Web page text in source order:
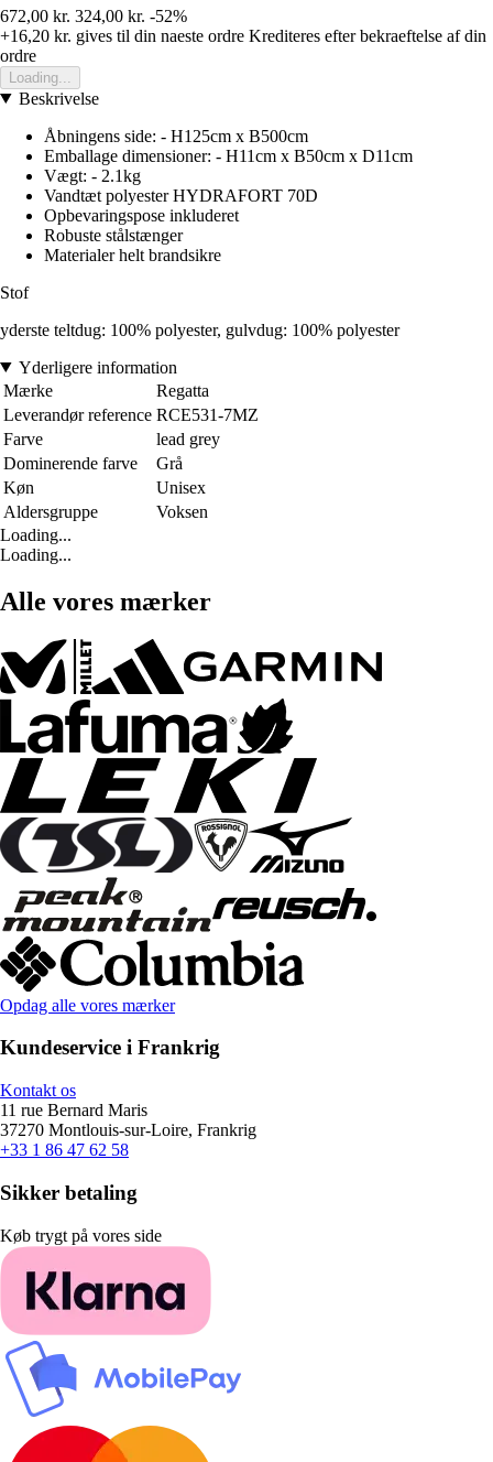
672,00 kr. 324,00 kr. -52%
+16,20 kr. gives til din naeste ordre Krediteres efter bekraeftelse af din
ordre
Loading...
Beskrivelse
Åbningens side: - H125cm x B500cm
Emballage dimensioner: - H11cm x B50cm x D11cm
Vægt: - 2.1kg
Vandtæt polyester HYDRAFORT 70D
Opbevaringspose inkluderet
Robuste stålstænger
Materialer helt brandsikre
Stof
yderste teltdug: 100% polyester, gulvdug: 100% polyester
Yderligere information
Mærke
Regatta
Leverandør reference RCE531-7MZ
Farve
lead grey
Dominerende farve
Grå
Køn
Unisex
Aldersgruppe
Voksen
Loading...
Loading...
Alle vores mærker
Opdag alle vores mærker
Kundeservice i Frankrig
Kontakt os
11 rue Bernard Maris
37270 Montlouis-sur-Loire, Frankrig
+33 1 86 47 62 58
Sikker betaling
Køb trygt på vores side